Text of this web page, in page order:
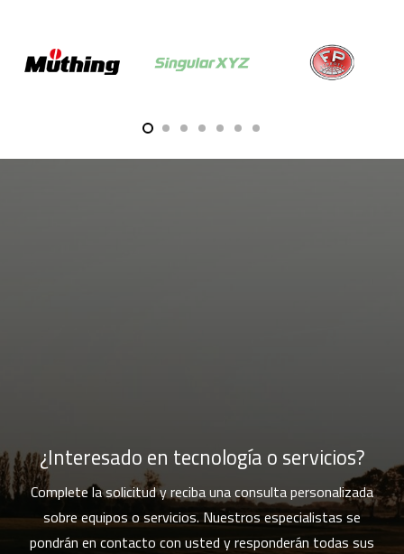
¿Interesado en tecnología o servicios?
Complete la solicitud y reciba una consulta personalizada
sobre equipos o servicios. Nuestros especialistas se
pondrán en contacto con usted y responderán todas sus